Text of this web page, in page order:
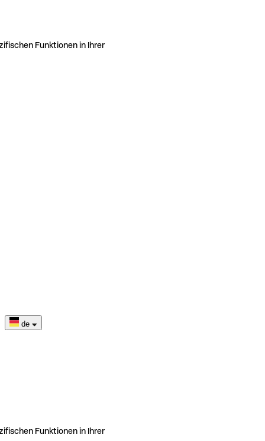
Funktionen in Ihrer
de
Funktionen in Ihrer